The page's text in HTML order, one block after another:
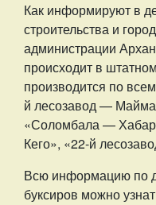
Как информируют в
строительства и
администрации
происходит в
производится по
й лесозавод —
«Соломбала —
Кего», «22-й
Всю информацию по
буксиров можно